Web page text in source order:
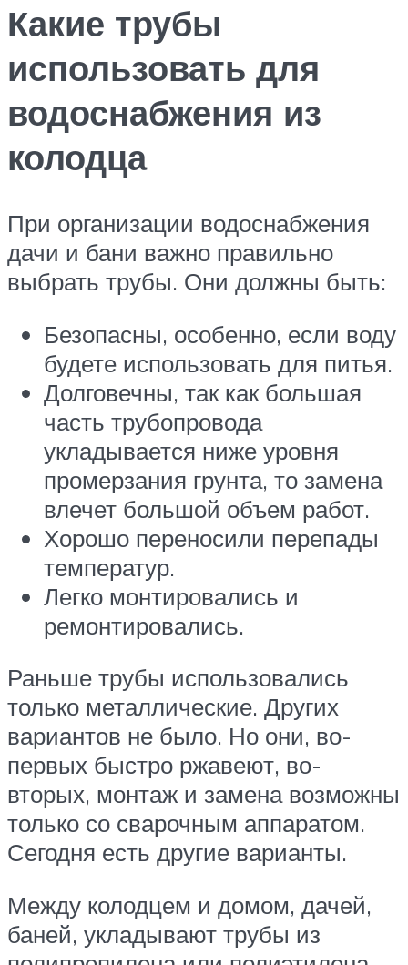
Какие трубы
использовать для
водоснабжения из
колодца
При организации водоснабжения
дачи и бани важно правильно
выбрать трубы. Они должны быть:
Безопасны, особенно, если воду
будете использовать для питья.
Долговечны, так как большая
часть трубопровода
укладывается ниже уровня
промерзания грунта, то замена
влечет большой объем работ.
Хорошо переносили перепады
температур.
Легко монтировались и
ремонтировались.
Раньше трубы использовались
только металлические. Других
вариантов не было. Но они, во-
первых быстро ржавеют, во-
вторых, монтаж и замена возможны
только со сварочным аппаратом.
Сегодня есть другие варианты.
Между колодцем и домом, дачей,
баней, укладывают трубы из